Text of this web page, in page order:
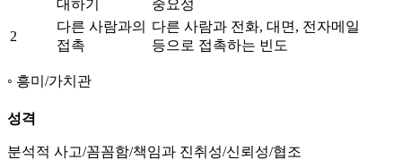
대하기
중요성
2
다른 사람과의
접촉
다른 사람과 전화, 대면, 전자메일
등으로 접촉하는 빈도
흥미/가치관
성격
분석적 사고/꼼꼼함/책임과 진취성/신뢰성/협조